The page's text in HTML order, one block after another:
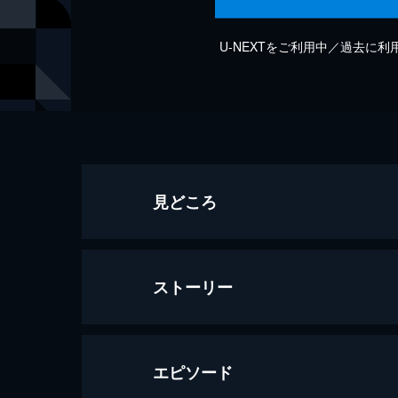
U-NEXTをご利用中／過去に利
見どころ
ストーリー
エピソード